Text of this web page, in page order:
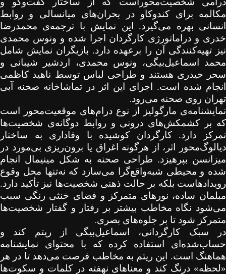
مکالمه برای کندوکاو در بحران‌های میانسالی و روابط
انسانی بهره می‌گیرد. این نمایش با ترجمه‌ی محمدرضا
خدری و دراماتورژی کارگردان اجرا شده و ونوس محمدی
نیز تهیه‌کنندگی آن را برعهده دارد. بازیگران نمایش شامل
محمد اسماعیل‌بیگی، ونوس محمدی، اردشیر شیبانی و
سحر حیدری هستند و طراحی لباس توسط ناهید کاظمی
انجام شده است. اجرای این اثر در تماشاخانه صحنه آبی
تهران روی صحنه می‌رود.
نمایشنامه‌ی مارگولیز از نوع درام‌های موقعیت‌محور است
که بر کشمکش‌های درونی و روابط دوگانه‌ی شخصیت‌ها
تمرکز دارد. کارگردان کوشیده با وفاداری به ساختار
دیالوگ‌محور اثر، از هرگونه اغراق یا برون‌ریزی بی‌مورد در
میزانسن بپرهیزد. طراحی صحنه به شکل مینیمال انجام
شده و محیطی شبه‌واقع‌گرا می‌سازد که نه‌تنها محل وقوع
رویدادهاست بلکه بر حالت ذهنی شخصیت‌ها نیز تأکید دارد.
مبلمان ساده، نورهای متمرکز و فضای خنثی رنگی سبب
می‌شود نگاه مخاطب بیشتر بر رفتار و گفتار شخصیت‌ها
متمرکز شود تا بر جلوه‌های بصری.
در سبک کارگردانی، اسماعیل‌بیگی از ریتم کند و
حساب‌شده‌ای استفاده کرده که با محتوای نمایشنامه
هماهنگ است. این ریتم به مخاطب فرصت می‌دهد تا در هر
«لحظه» درنگ کند و معناهای نهفته در کلمات و سکوت‌ها